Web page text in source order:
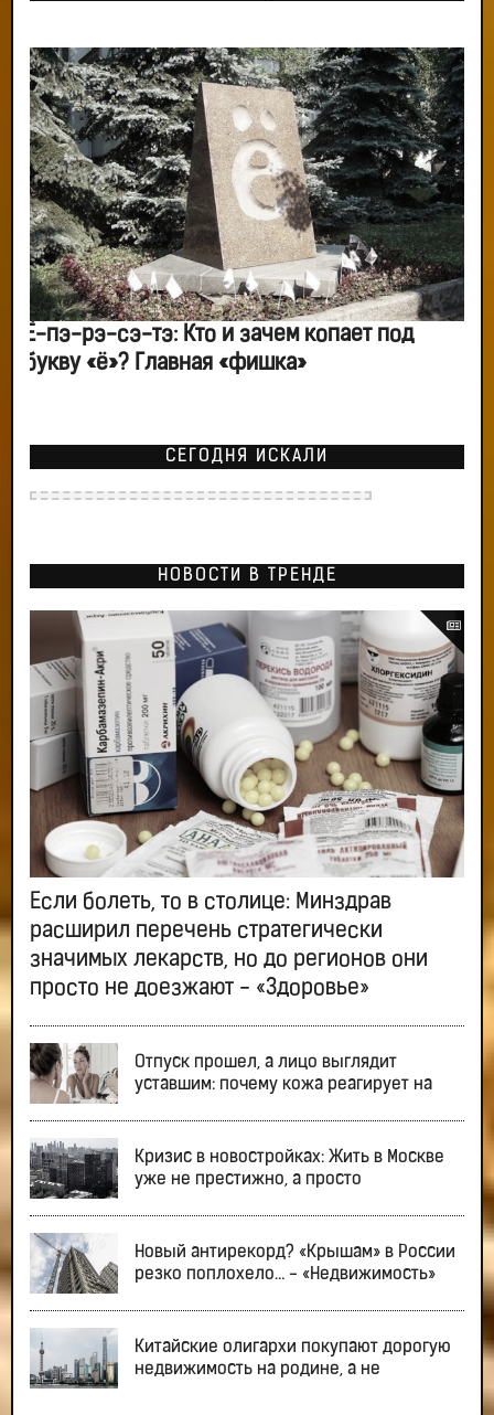
Ё-пэ-рэ-сэ-тэ: Кто и зачем копает под
букву «ё»? Главная «фишка»
СЕГОДНЯ ИСКАЛИ
НОВОСТИ В ТРЕНДЕ
Если болеть, то в столице: Минздрав
расширил перечень стратегически
значимых лекарств, но до регионов они
просто не доезжают - «Здоровье»
Отпуск прошел, а лицо выглядит
уставшим: почему кожа реагирует на
Кризис в новостройках: Жить в Москве
уже не престижно, а просто
Новый антирекорд? «Крышам» в России
резко поплохело… - «Недвижимость»
Китайские олигархи покупают дорогую
недвижимость на родине, а не